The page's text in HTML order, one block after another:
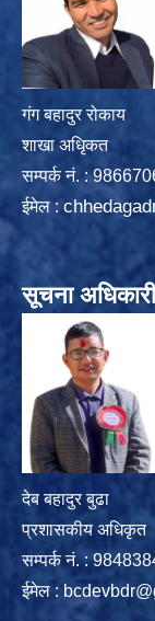
गंग बहादुर रोकाय
शाखा अधिृकत
सम्पर्क न‌ं. :
ईमेल :
सूचना अधिकारी
देब बहादुर बुढा
प्रशासकीय अधिकृत
सम्पर्क नं. :
ईमेल :